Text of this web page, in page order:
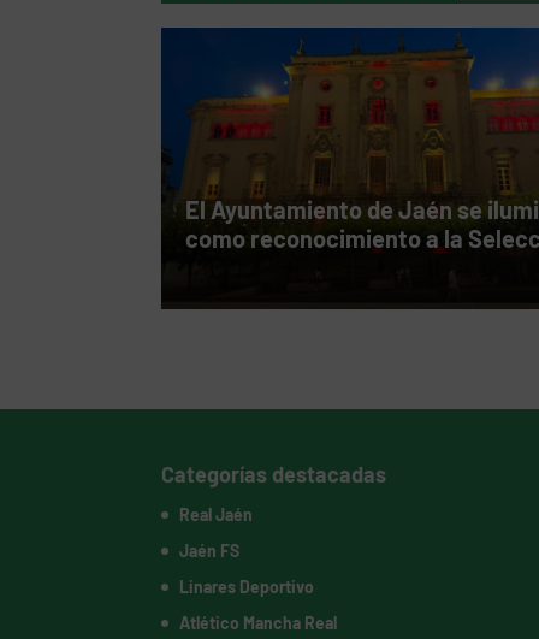
El Ayuntamiento de Jaén se
como reconocimiento a la
Categorías destacadas
Real Jaén
Jaén FS
Linares Deportivo
Atlético Mancha Real